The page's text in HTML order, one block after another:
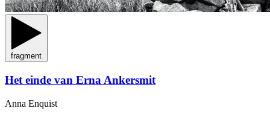
fragment
Het einde van Erna Ankersmit
Anna Enquist